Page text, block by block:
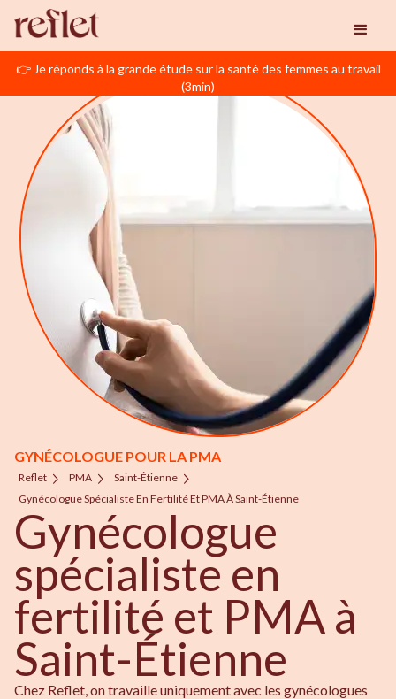
👉 Je réponds à la grande étude sur la santé des femmes au travail
(3min)
GYNÉCOLOGUE POUR LA PMA
Reflet PMA
Saint-Étienne
Gynécologue Spécialiste En Fertilité Et PMA À Saint-Étienne
Gynécologue
spécialiste en
fertilité et PMA à
Saint-Étienne
Chez Reflet, on travaille uniquement avec les gynécologues